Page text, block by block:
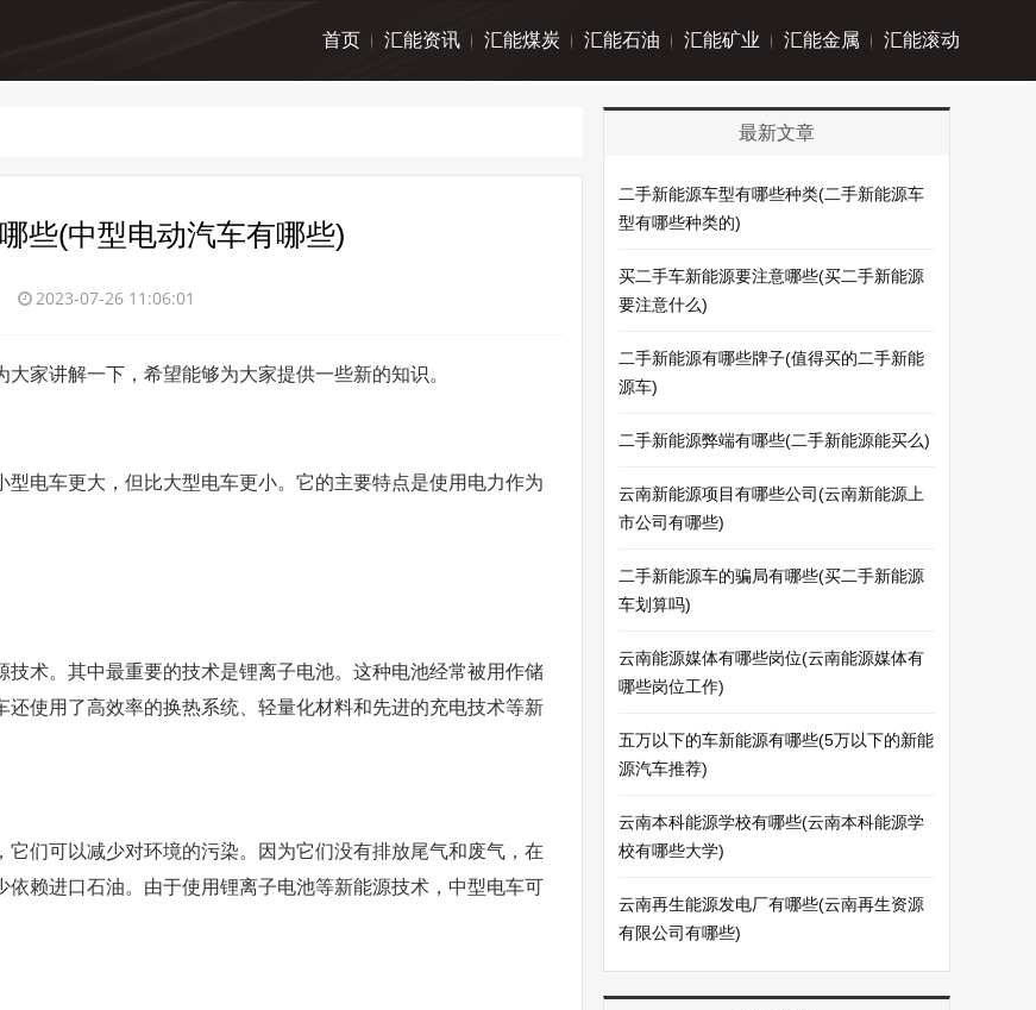
首页 汇能资讯 汇能煤炭 汇能石油 汇能矿业 汇能金属 汇能滚动
些(中型电动汽车有哪些)
2023-07-26 11:06:01
家讲解一下，希望能够为大家提供一些新的知识。
电车更大，但比大型电车更小。它的主要特点是使用电力作为
术。其中最重要的技术是锂离子电池。这种电池经常被用作储
使用了高效率的换热系统、轻量化材料和先进的充电技术等新
们可以减少对环境的污染。因为它们没有排放尾气和废气，在
赖进口石油。由于使用锂离子电池等新能源技术，中型电车可
最新文章
二手新能源车型有哪些种类(二手新能源车
型有哪些种类的)
买二手车新能源要注意哪些(买二手新能源
要注意什么)
二手新能源有哪些牌子(值得买的二手新能
源车)
二手新能源弊端有哪些(二手新能源能买么)
云南新能源项目有哪些公司(云南新能源上
市公司有哪些)
二手新能源车的骗局有哪些(买二手新能源
车划算吗)
云南能源媒体有哪些岗位(云南能源媒体有
哪些岗位工作)
五万以下的车新能源有哪些(5万以下的新能
源汽车推荐)
云南本科能源学校有哪些(云南本科能源学
校有哪些大学)
云南再生能源发电厂有哪些(云南再生资源
有限公司有哪些)